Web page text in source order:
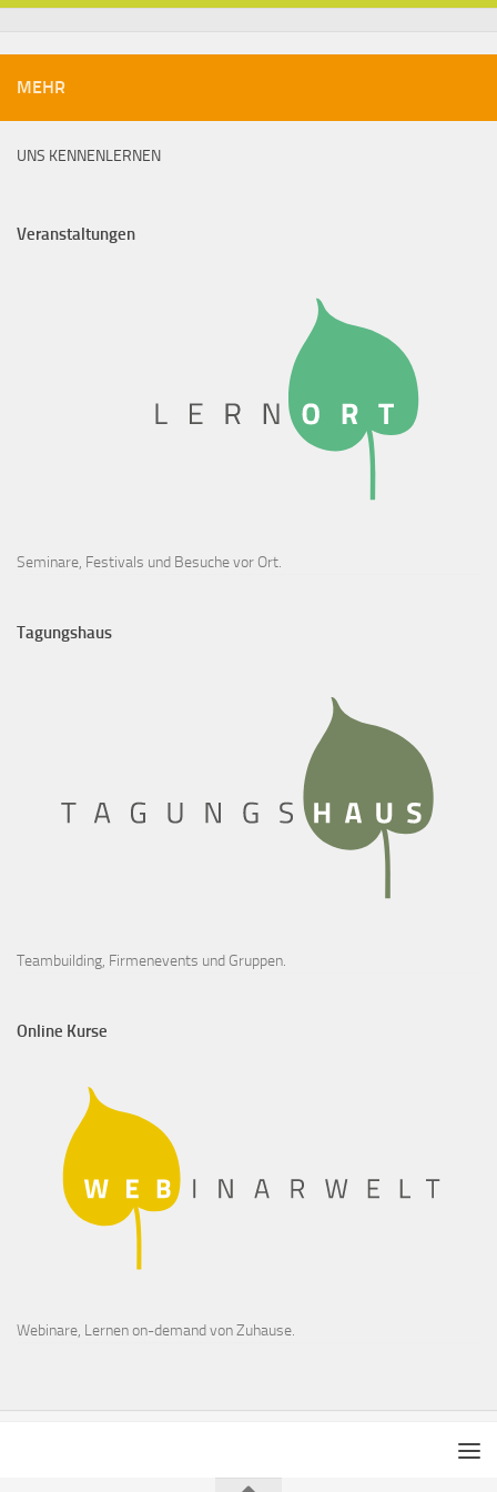
MEHR
UNS KENNENLERNEN
Veranstaltungen
Seminare, Festivals und Besuche vor Ort.
Tagungshaus
Teambuilding, Firmenevents und Gruppen.
Online Kurse
Webinare, Lernen on-demand von Zuhause.